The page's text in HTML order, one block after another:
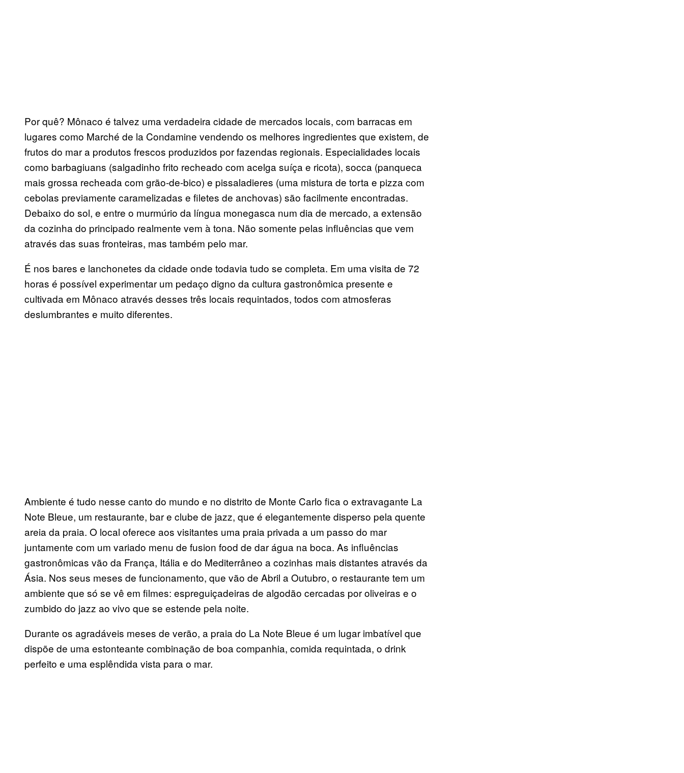
Por quê? Mônaco é talvez uma verdadeira cidade de mercados locais, com barracas em
lugares como Marché de la Condamine vendendo os melhores ingredientes que existem, de
frutos do mar a produtos frescos produzidos por fazendas regionais. Especialidades locais
como barbagiuans (salgadinho frito recheado com acelga suíça e ricota), socca (panqueca
mais grossa recheada com grão-de-bico) e pissaladieres (uma mistura de torta e pizza com
cebolas previamente caramelizadas e filetes de anchovas) são facilmente encontradas.
Debaixo do sol, e entre o murmúrio da língua monegasca num dia de mercado, a extensão
da cozinha do principado realmente vem à tona. Não somente pelas influências que vem
através das suas fronteiras, mas também pelo mar.
É nos bares e lanchonetes da cidade onde todavia tudo se completa. Em uma visita de 72
horas é possível experimentar um pedaço digno da cultura gastronômica presente e
cultivada em Mônaco através desses três locais requintados, todos com atmosferas
deslumbrantes e muito diferentes.
Ambiente é tudo nesse canto do mundo e no distrito de Monte Carlo fica o extravagante La
Note Bleue, um restaurante, bar e clube de jazz, que é elegantemente disperso pela quente
areia da praia. O local oferece aos visitantes uma praia privada a um passo do mar
juntamente com um variado menu de fusion food de dar água na boca. As influências
gastronômicas vão da França, Itália e do Mediterrâneo a cozinhas mais distantes através da
Ásia. Nos seus meses de funcionamento, que vão de Abril a Outubro, o restaurante tem um
ambiente que só se vê em filmes: espreguiçadeiras de algodão cercadas por oliveiras e o
zumbido do jazz ao vivo que se estende pela noite.
Durante os agradáveis meses de verão, a praia do La Note Bleue é um lugar imbatível que
dispõe de uma estonteante combinação de boa companhia, comida requintada, o drink
perfeito e uma esplêndida vista para o mar.